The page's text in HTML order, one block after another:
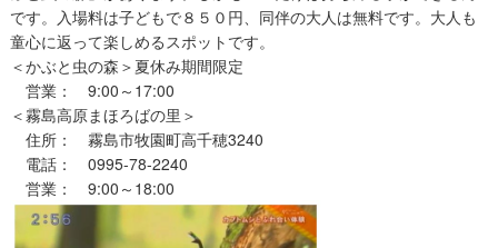
です。入場料は子どもで８５０円、同伴の大人は無料です。大人も
童心に返って楽しめるスポットです。
＜かぶと虫の森＞夏休み期間限定
営業： 9:00～17:00
＜霧島高原まほろばの里＞
住所： 霧島市牧園町高千穂3240
電話： 0995-78-2240
営業： 9:00～18:00